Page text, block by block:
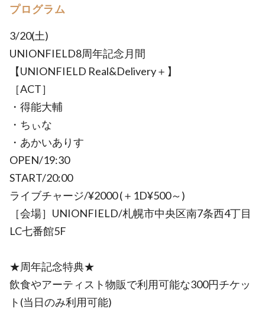
プログラム
3/20(土)
UNIONFIELD8周年記念月間
【UNIONFIELD Real&Delivery＋】
［ACT］
・得能大輔
・ちぃな
・あかいありす
OPEN/19:30
START/20:00
ライブチャージ/¥2000 (＋1D¥500～)
［会場］UNIONFIELD/札幌市中央区南7条西4丁目
LC七番館5F
★周年記念特典★
飲食やアーティスト物販で利用可能な300円チケッ
ト(当日のみ利用可能)